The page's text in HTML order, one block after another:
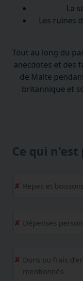
La
Les ruines
Tout au long du
anecdotes et des
de Malte
britannique et
Ce qui n'est
Repas et boissons
Dépenses
Dons ou frais
mentionnés